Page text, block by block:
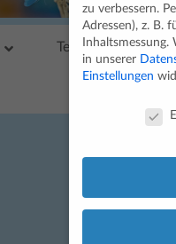
Team
zu verbessern.
Adressen), z. B.
Inhaltsmessung.
in unserer
Einstellungen